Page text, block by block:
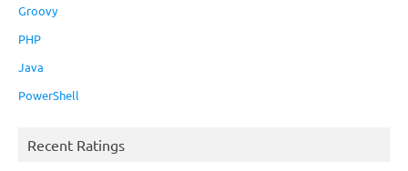
Groovy
PHP
Java
PowerShell
Recent Ratings